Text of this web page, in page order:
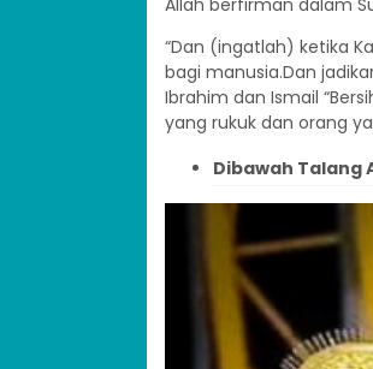
Allah berfirman dalam
“Dan (ingatlah) ketika
bagi manusia.Dan
Ibrahim dan Ismail
yang rukuk dan orang
Dibawah Talang